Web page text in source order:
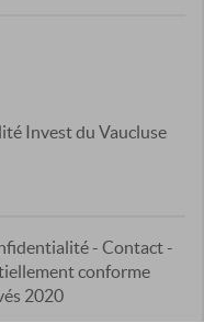
Invest du Vaucluse
- Contact -
conforme
2020